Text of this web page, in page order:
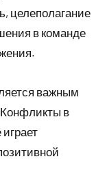
целеполагание
в команде
важным
в